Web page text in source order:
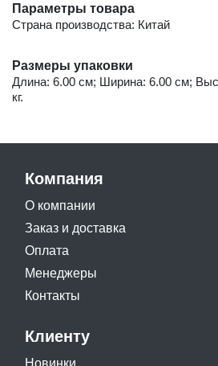
Параметры товара
Страна производства: Китай
Размеры упаковки
Длина: 6.00 см; Ширина: 6.00 см;
кг.
Компания
О компании
Заказ и доставка
Оплата
Менеджеры
Контакты
Клиенту
Новинки